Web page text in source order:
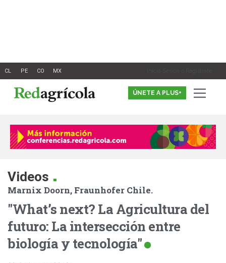
Inicia Sesión o Registrate
ÚNETE A PLUS+
Videos .
Marnix Doorn, Fraunhofer Chile.
"What’s next? La Agricultura del
futuro: La intersección entre
biología y tecnología"